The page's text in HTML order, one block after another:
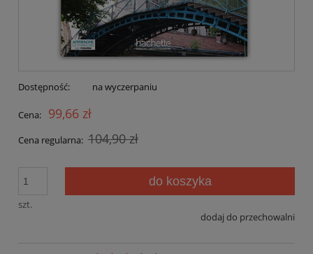
Dostępność: na wyczerpaniu
Cena: 99,66 zł
Cena regularna: 104,90 zł
szt.
do koszyka
dodaj do przechowalni